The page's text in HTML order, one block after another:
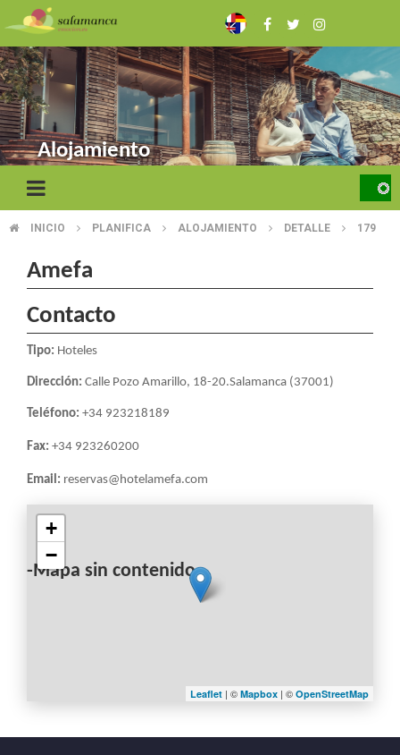
Pasar
al
contenido
principal
Alojamiento
SOBRESCRIBIR
ENLACES
DE
AYUDA
LA
NAVEGACIÓN
INICIO PLANIFICA ALOJAMIENTO DETALLE 179
Amefa
Contacto
Tipo: Hoteles
Dirección: Calle Pozo Amarillo, 18-20.Salamanca (37001)
Teléfono: +34 923218189
Fax: +34 923260200
Email: reservas@hotelamefa.com
-Mapa sin contenido-
+
−
Leaflet | © Mapbox | © OpenStreetMap